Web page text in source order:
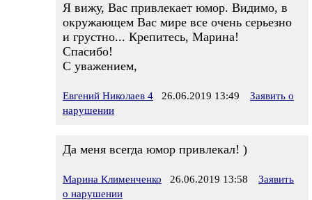
Я вижу, Вас привлекает юмор. Видимо, в
окружающем Вас мире все очень серьезно
и грустно... Крепитесь, Марина!
Спасибо!
С уважением,
Евгений Николаев 4 26.06.2019 13:49
Заявить о
нарушении
Да меня всегда юмор привлекал! )
Марина Клименченко 26.06.2019 13:58
Заявить
о нарушении